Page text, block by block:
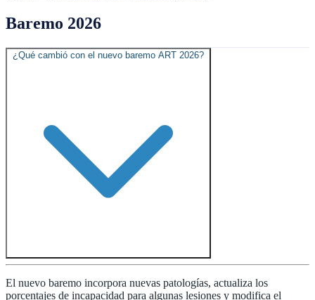
Baremo 2026
El nuevo baremo incorpora nuevas patologías, actualiza los
porcentajes de incapacidad para algunas lesiones y modifica el